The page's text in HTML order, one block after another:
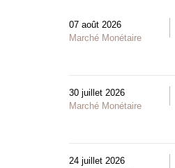
07 août 2026
Marché Monétaire
30 juillet 2026
Marché Monétaire
24 juillet 2026